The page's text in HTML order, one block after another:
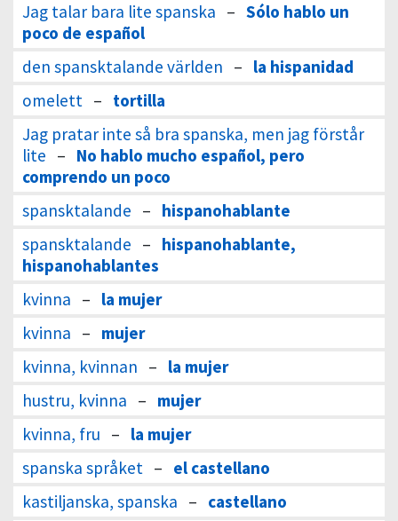
Jag talar bara lite spanska – Sólo hablo un
poco de español
den spansktalande världen – la hispanidad
omelett – tortilla
Jag pratar inte så bra spanska, men jag förstår
lite – No hablo mucho español, pero
comprendo un poco
spansktalande – hispanohablante
spansktalande – hispanohablante,
hispanohablantes
kvinna – la mujer
kvinna – mujer
kvinna, kvinnan – la mujer
hustru, kvinna – mujer
kvinna, fru – la mujer
spanska språket – el castellano
kastiljanska, spanska – castellano